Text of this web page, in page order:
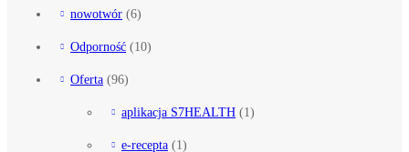
nowotwór (6)
Odporność (10)
Oferta (96)
aplikacja S7HEALTH (1)
e-recepta (1)